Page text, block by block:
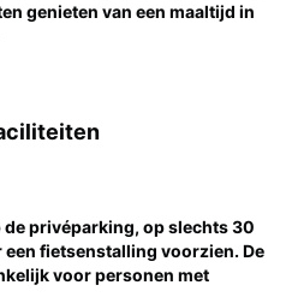
genieten van een maaltijd in
privéparking, op slechts 30
een fietsenstalling voorzien. De
voor personen met